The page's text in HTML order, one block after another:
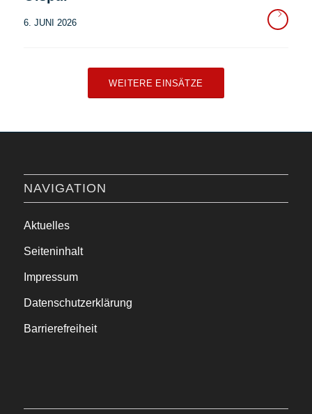
6. JUNI 2026
WEITERE EINSÄTZE
NAVIGATION
Aktuelles
Seiteninhalt
Impressum
Datenschutzerklärung
Barrierefreiheit